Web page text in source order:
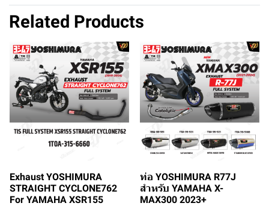
Related Products
Exhaust YOSHIMURA
STRAIGHT CYCLONE762
For YAMAHA XSR155
ท่อ YOSHIMURA R77J
สำหรับ YAMAHA X-
MAX300 2023+